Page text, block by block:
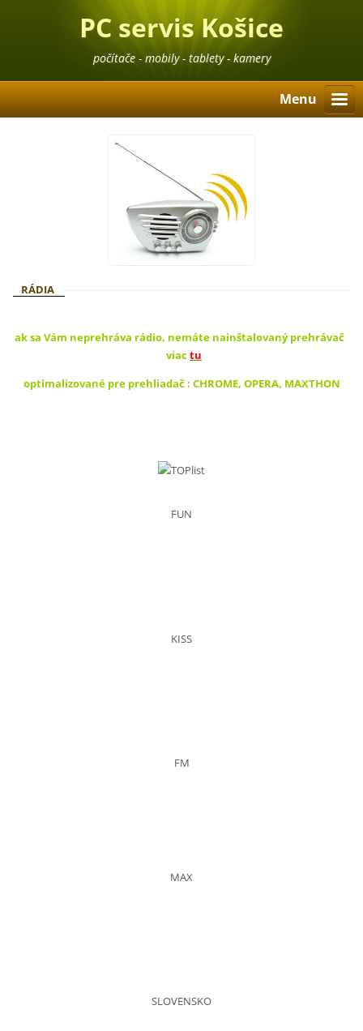
PC servis Košice
počítače - mobily - tablety - kamery
Menu
RÁDIA
ak sa Vám neprehráva rádio, nemáte nainštalovaný prehrávač
viactu
optimalizované pre prehliadač : CHROME, OPERA, MAXTHON
FUN
KISS
FM
MAX
SLOVENSKO